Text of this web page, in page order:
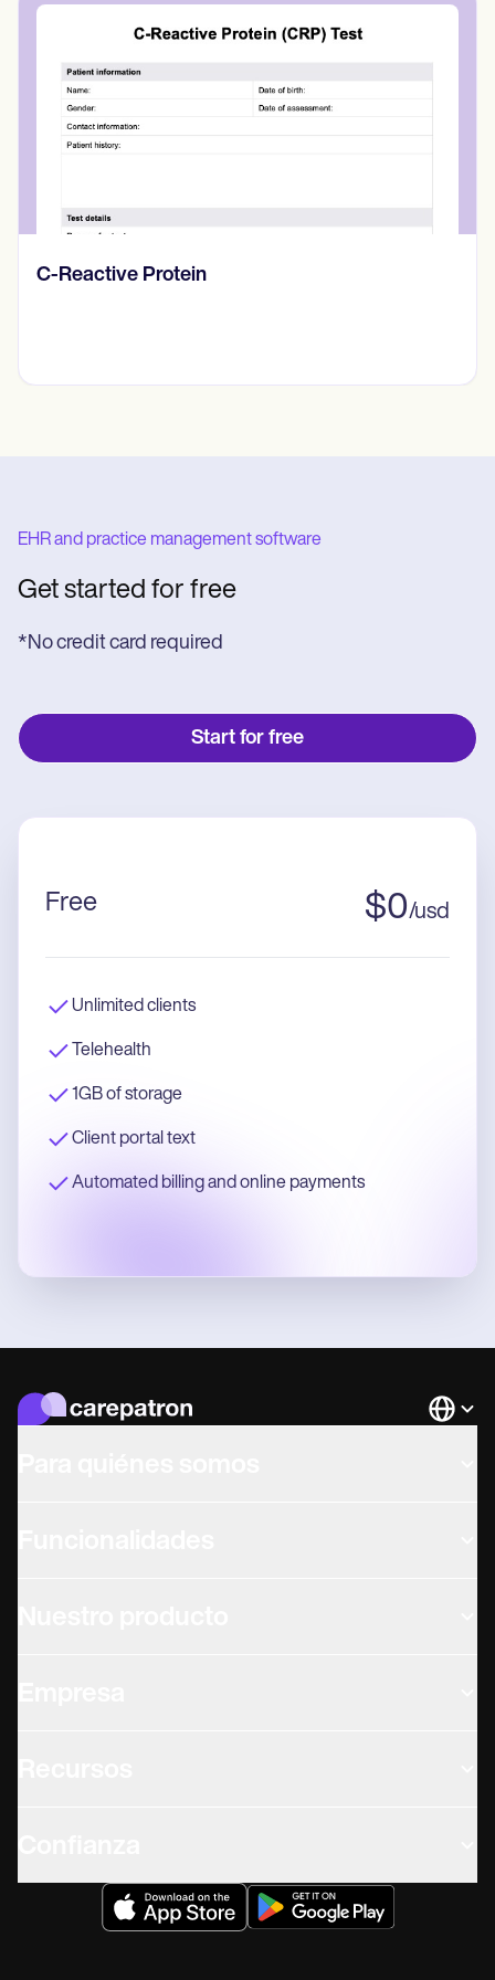
Diario de pensamientos
EHR and practice management software
Get started for free
*No credit card required
Start for free
Free $0/usd
Unlimited clients
Telehealth
1GB of storage
Client portal text
Automated billing and online payments